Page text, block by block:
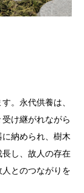
。永代供養は、
け継がれながら
納められ、樹木
し、故人の存在
とのつながりを